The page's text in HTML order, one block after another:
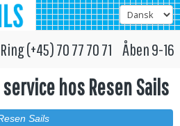
Ring (+45) 70 77 70 71 Åben 9-16
hos Resen Sails
Sails